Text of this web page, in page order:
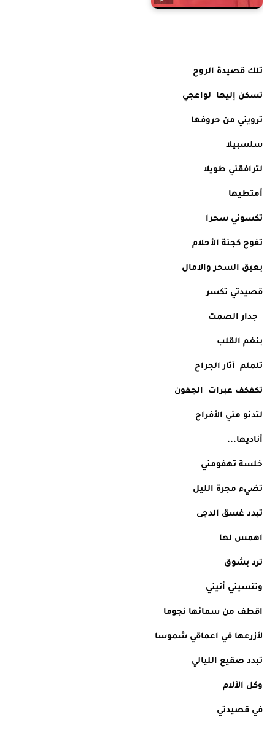
تلك قصيدة الروح
تسكن إليها  لواعجي
ترويني من حروفها
سلسبيلا
لترافقني طويلا
أمتطيها
تكسوني سحرا
تفوح كجنة الأحلام
بعبق السحر والامال
قصيدتي تكسر
بنغم القلب
تلملم  آثار الجراح
تكفكف عبرات  الجفون
لتدنو مني الأفراح
أناديها...
خلسة تهفومني
تضيء مجرة الليل
تبدد غسق الدجى
اهمس لها
ترد بشوق
وتنسيني أنيني
اقطف من سمائها نجوما
لأزرعها في اعماقي شموسا
تبدد صقيع الليالي
وكل الآلام
في قصيدتي